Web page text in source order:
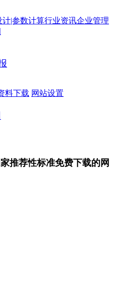
计|参数计算行业资讯企业管理
料下载 网站设置
推荐性标准免费下载的网